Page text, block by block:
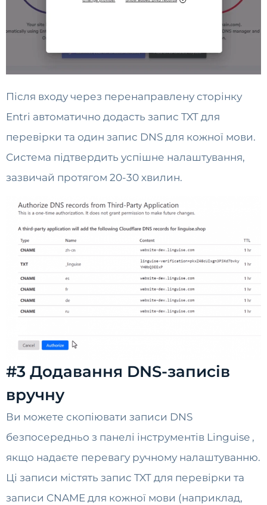
Після входу через перенаправлену сторінку
Entri автоматично додасть запис TXT для
перевірки та один запис DNS для кожної мови.
Система підтвердить успішне налаштування,
зазвичай протягом 20-30 хвилин.
#3 Додавання DNS-записів
вручну
Ви можете скопіювати записи DNS
безпосередньо з панелі інструментів Linguise ,
якщо надаєте перевагу ручному налаштуванню.
Ці записи містять запис TXT для перевірки та
записи CNAME для кожної мови (наприклад,